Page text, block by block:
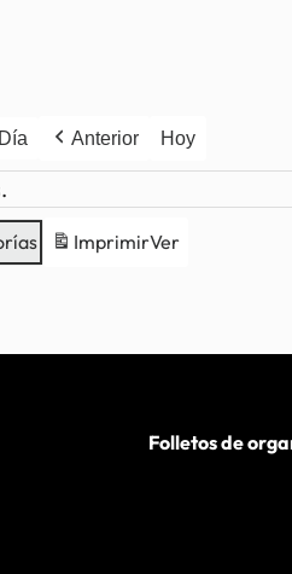
Día Anterior Hoy
ImprimirVer
Folletos de